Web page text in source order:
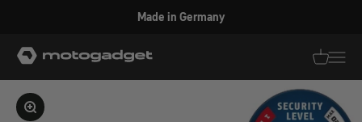
Made in Germany
motogadget GmbH
Bild vergrößern